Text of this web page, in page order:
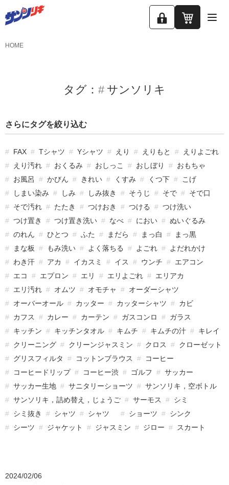
ロ
カ
HOME
タグ： サンソリキ
さらにタグを絞り込む
FAX Tシャツ Yシャツ えり えりもと
えりよごれ
えり汚れ
おくるみ おしっこ おしぼり
おもちゃ
お風呂
かびん きれい くすみ くつ下
こげ
しまい染み
しみ しみ抜き そうじ そで
そで口
そで汚れ
たたき つけおき つける
つけ洗い
つけ置き
つけ置き洗い なべ におい
ぬいぐるみ
のれん
ひとつ ふた まだら まっ白
まっ黒
まな板
もみ洗い よく落ちる よごれ
よだれかけ
わき汗
アカ イカスミ イス ウンチ
エアコン
エコ
エプロン エリ エリよごれ
エリアカ
エリ汚れ
オムツ オモチャ
オーダーシャツ
オーバーオール
カッター カッターシャツ
カビ
カフス
カレー カーテン ガスコンロ
ガラス
キッチン
キッチンタオル キムチ キムチの汁
キレイ
クリーニング
クリーンジャスミン クロス
クローゼット
グリスフィルタ
コットンブラウス
コーヒー
コーヒードリップ
コーヒー渋 ゴルフ
サッカー
サッカー生地
サニタリーショーツ
サンソリキ，空ボトル
サンソリキ，詰め替え，じょうご
サーモス
シミ
シミ抜き
シャツ シャツ ショーツ
シンク
シーツ
ジャケット ジャスミン ジロー スカート
2024/02/06